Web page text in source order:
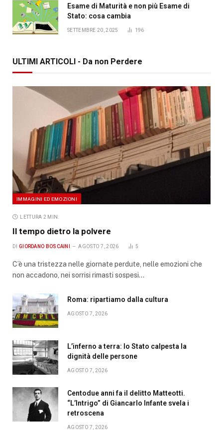
Esame di Maturità e non più Esame di
Stato: cosa cambia
SETTEMBRE 20, 2025 196
ULTIMI ARTICOLI - Da non Perdere
IMMAGINI ED EMOZIONI
LETTURA 2 MIN.
Il tempo dietro la polvere
DI GIORDANO BOSCAINI AGOSTO 7, 2026 5
C’è una tristezza nelle giornate perdute, nelle emozioni che
non accadono, nei sorrisi rimasti sospesi…
Roma: ripartiamo dalla cultura
AGOSTO 7, 2026
L’inferno a terra: lo Stato calpesta la
dignità delle persone
AGOSTO 7, 2026
Centodue anni fa il delitto Matteotti.
“L’Intrigo” di Giancarlo Infante svela i
retroscena
AGOSTO 7, 2026